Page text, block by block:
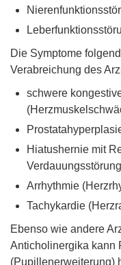
Die Symptome
Verabreichung des
schwere
Hiatushernie mit
Arrhythmie
Tachykardie
Ebenso wie andere
Anticholinergika kann
(Pupillenerweiterung)